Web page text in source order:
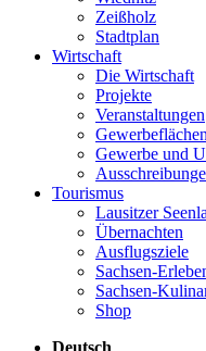
Zeißholz
Stadtplan
Wirtschaft
Die Wirtschaft
Projekte
Veranstaltungen
Gewerbeflächen
Gewerbe und
Tourismus
Lausitzer
Übernachten
Ausflugsziele
Sachsen-
Sachsen-
Shop
Deutsch